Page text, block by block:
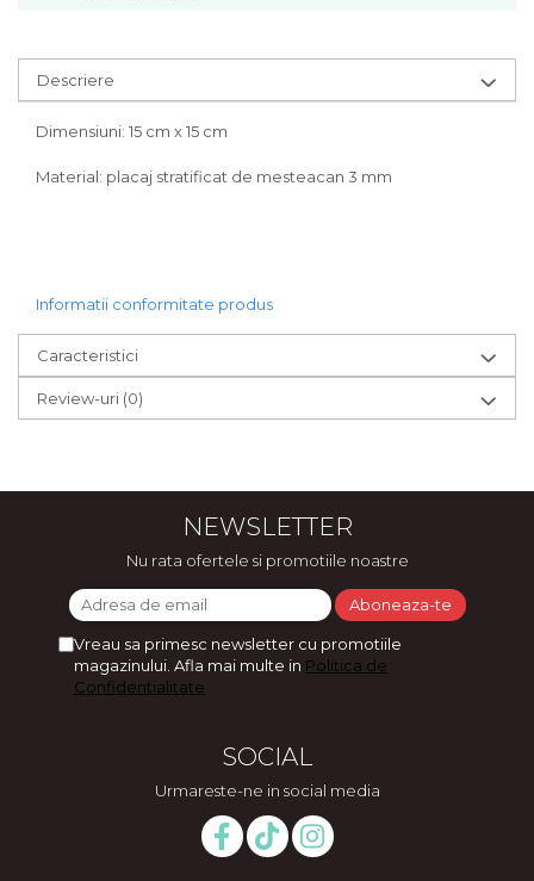
Descriere
Dimensiuni: 15 cm x 15 cm
Material: placaj stratificat de mesteacan 3 mm
Informatii conformitate produs
Caracteristici
Review-uri (0)
NEWSLETTER
Nu rata ofertele si promotiile noastre
Vreau sa primesc newsletter cu promotiile
magazinului. Afla mai multe in Politica de
Confidentialitate
SOCIAL
Urmareste-ne in social media